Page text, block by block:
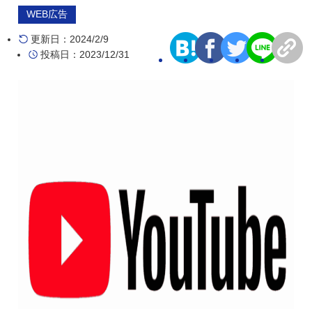
WEB広告
更新日：2024/2/9
投稿日：2023/12/31